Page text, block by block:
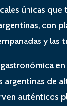
únicas
con
y las
argentinas de
auténticos